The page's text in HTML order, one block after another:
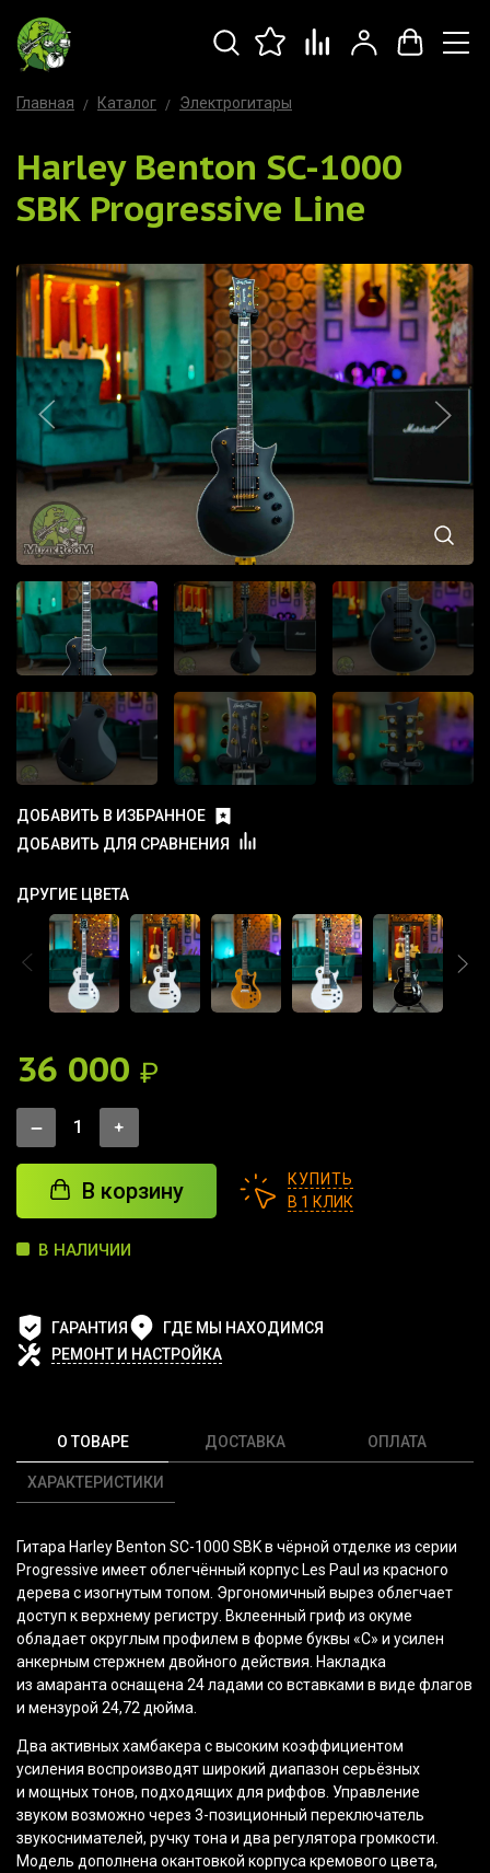
Главная Каталог Электрогитары
Harley Benton SC-1000
SBK Progressive Line
ДОБАВИТЬ В ИЗБРАННОЕ
ДОБАВИТЬ ДЛЯ СРАВНЕНИЯ
ДРУГИЕ ЦВЕТА
36 000 ₽
В корзину
КУПИТЬ
В 1 КЛИК
В НАЛИЧИИ
ГАРАНТИЯ
ГДЕ МЫ НАХОДИМСЯ
РЕМОНТ И НАСТРОЙКА
О ТОВАРЕ
ХАРАКТЕРИСТИКИ
ДОСТАВКА ОПЛАТА
Гитара Harley Benton SC-1000 SBK в чёрной отделке из серии
Progressive имеет облегчённый корпус Les Paul из красного
дерева с изогнутым топом. Эргономичный вырез облегчает
доступ к верхнему регистру. Вклеенный гриф из окуме
обладает округлым профилем в форме буквы «С» и усилен
анкерным стержнем двойного действия. Накладка
из амаранта оснащена 24 ладами со вставками в виде флагов
и мензурой 24,72 дюйма.
Два активных хамбакера с высоким коэффициентом
усиления воспроизводят широкий диапазон серьёзных
и мощных тонов, подходящих для риффов. Управление
звуком возможно через 3-позиционный переключатель
звукоснимателей, ручку тона и два регулятора громкости.
Модель дополнена окантовкой корпуса кремового цвета,